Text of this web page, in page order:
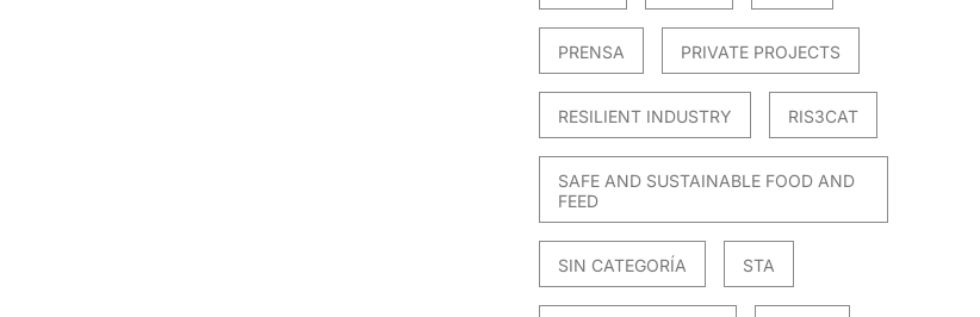
PRENSA PRIVATE PROJECTS
RESILIENT INDUSTRY RIS3CAT
SAFE AND SUSTAINABLE FOOD AND
FEED
SIN CATEGORÍA STA